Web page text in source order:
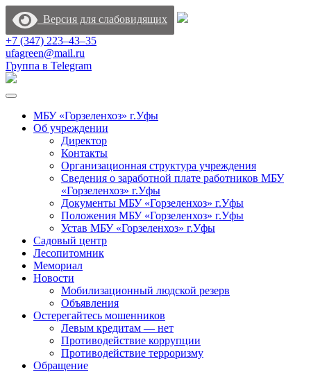
Версия для слабовидящих
+7 (347) 223‒43‒35
ufagreen@mail.ru
Группа в Telegram
МБУ «Горзеленхоз» г.Уфы
Об учреждении
Директор
Контакты
Организационная структура учреждения
Сведения о заработной плате работников МБУ
«Горзеленхоз» г.Уфы
Документы МБУ «Горзеленхоз» г.Уфы
Положения МБУ «Горзеленхоз» г.Уфы
Устав МБУ «Горзеленхоз» г.Уфы
Садовый центр
Лесопитомник
Мемориал
Новости
Мобилизационный людской резерв
Объявления
Остерегайтесь мошенников
Левым кредитам — нет
Противодействие коррупции
Противодействие терроризму
Обращение